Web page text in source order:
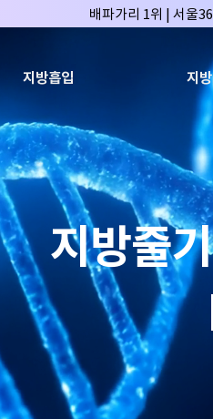
🏆대한민국 최대 15층
🏆대한민국 첫번째 '
🏆지방흡입 고객 만
🏆대한민국 최다 지방
🏆서울365mc병원 부위별 최다 지방
복부지방흡입 1위 | 서
허파고리 1위 | 서울365mc병
얼굴지방흡입 1위 | 서울
배파가리 1위 | 서울
🏆대한민국 최대 15층
🏆대한민국 첫번째 '
🏆지방흡입 고객 만족
🏆대한민국 최다 지방
지방흡입 지
지방줄